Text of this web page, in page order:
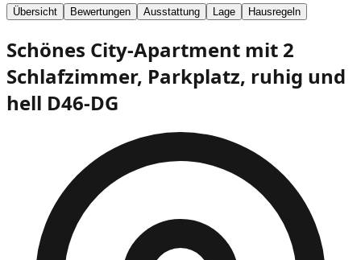
Übersicht Bewertungen Ausstattung Lage Hausregeln
Schönes City-Apartment mit 2
Schlafzimmer, Parkplatz, ruhig und
hell D46-DG